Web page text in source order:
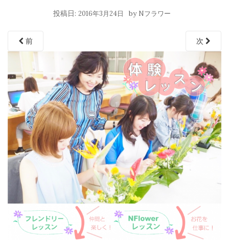
投稿日: 2016年3月24日 by Nフラワー
前 次